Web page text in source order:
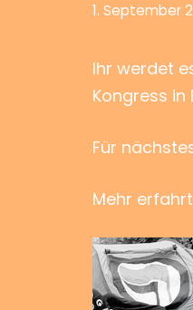
1. September
Ihr werdet
Kongress
Für
Mehr